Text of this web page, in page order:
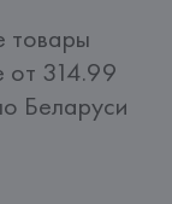
товары
от 314.99
Беларуси